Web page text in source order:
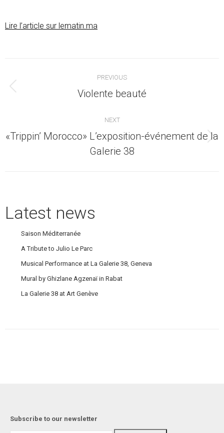
Lire l’article sur lematin.ma
navigation
PREVIOUS
Previous
Violente beauté
NEXT
Next
post:
«Trippin’ Morocco» L’exposition-événement de la
Galerie 38
Latest news
Saison Méditerranée
A Tribute to Julio Le Parc
Musical Performance at La Galerie 38, Geneva
Mural by Ghizlane Agzenaï in Rabat
La Galerie 38 at Art Genève
Subscribe to our newsletter